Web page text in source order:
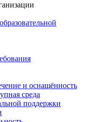
и оснащённость
среда
поддержки